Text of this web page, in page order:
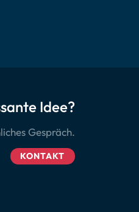
Idee?
Gespräch.
KONTAKT